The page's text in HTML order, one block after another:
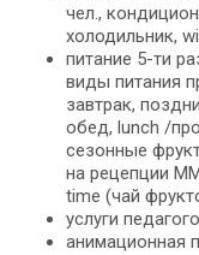
чел.,
холодильник,
питание 5-ти
виды питания
завтрак,
обед, lunch /
сезонные
на рецепции
time (чай
услуги
анимационная